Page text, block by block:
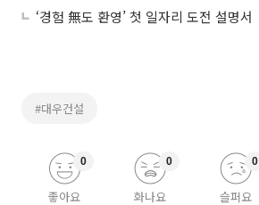
‘경험 無도 환영’ 첫 일자리 도전 설명서
#대우건설
좋아요
0
화나요
0
슬퍼요
0